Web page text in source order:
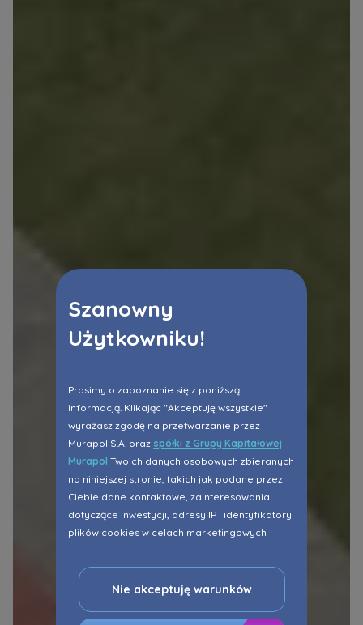
Szanowny
Użytkowniku!
Prosimy o zapoznanie się z poniższą
informacją. Klikając "Akceptuję wszystkie"
wyrażasz zgodę na przetwarzanie przez
Murapol S.A. oraz spółki z Grupy Kapitałowej
Murapol Twoich danych osobowych zbieranych
na niniejszej stronie, takich jak podane przez
Ciebie dane kontaktowe, zainteresowania
dotyczące inwestycji, adresy IP i identyfikatory
plików cookies w celach marketingowych
do Twoich potrzeb, w tym w oparciu o
profilowanie. Oczywiście, możesz nie wyrazić
przedmiotowej zgody klikając ”Nie akceptuję
warunków”.
Nie akceptuję warunków